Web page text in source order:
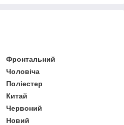
Фронтальний
Чоловіча
Поліестер
Китай
Червоний
Новий